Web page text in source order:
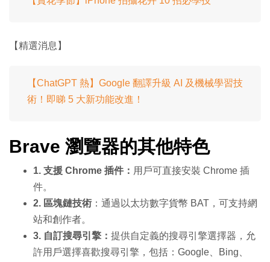
【精選消息】
【ChatGPT 熱】Google 翻譯升級 AI 及機械學習技
術！即睇 5 大新功能改進！
Brave 瀏覽器的其他特色
1. 支援 Chrome 插件： 用戶可直接安裝 Chrome 插
件。
2. 區塊鏈技術 ：通過以太坊數字貨幣 BAT，可支持網
站和創作者。
3. 自訂搜尋引擎： 提供自定義的搜尋引擎選擇器，允
許用戶選擇喜歡搜尋引擎，包括：Google、Bing、